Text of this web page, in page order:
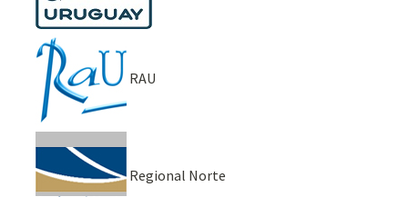
RAU
Regional Norte